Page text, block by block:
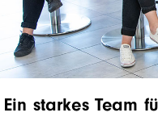
Ein starkes Team